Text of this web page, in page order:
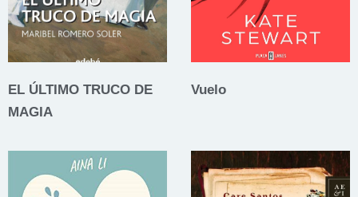
EL ÚLTIMO TRUCO DE
MAGIA
Vuelo